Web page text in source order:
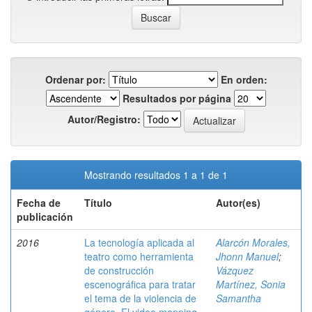
Ordenar por:
En orden:
Resultados por página
Autor/Registro:
Mostrando resultados 1 a 1 de 1
Fecha de
publicación
Título Autor(es)
2016
La tecnología aplicada al
teatro como herramienta
de construcción
escenográfica para tratar
el tema de la violencia de
Alarcón Morales,
Jhonn Manuel;
Vázquez
Martínez, Sonia
Samantha